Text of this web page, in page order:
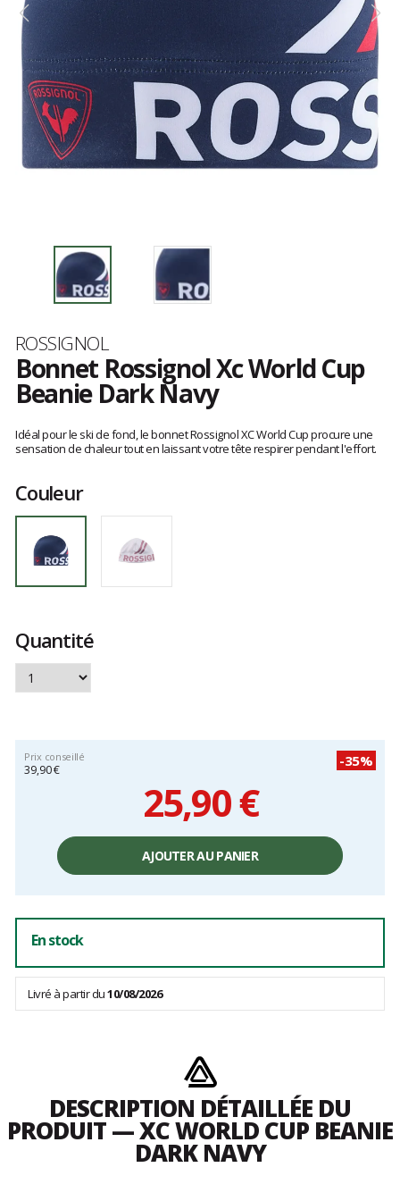
Marque
ROSSIGNOL
Bonnet Rossignol Xc World Cup
Beanie Dark Navy
avis
clients
Idéal pour le ski de fond, le bonnet Rossignol XC World Cup procure une
sensation de chaleur tout en laissant votre tête respirer pendant l'effort.
Couleur
Quantité
Prix conseillé
39,90 €
-35%
25,90 €
unitaire,
AJOUTER AU PANIER
En stock
Livré à partir du10/08/2026
DESCRIPTION DÉTAILLÉE DU
PRODUIT — XC WORLD CUP BEANIE
DARK NAVY